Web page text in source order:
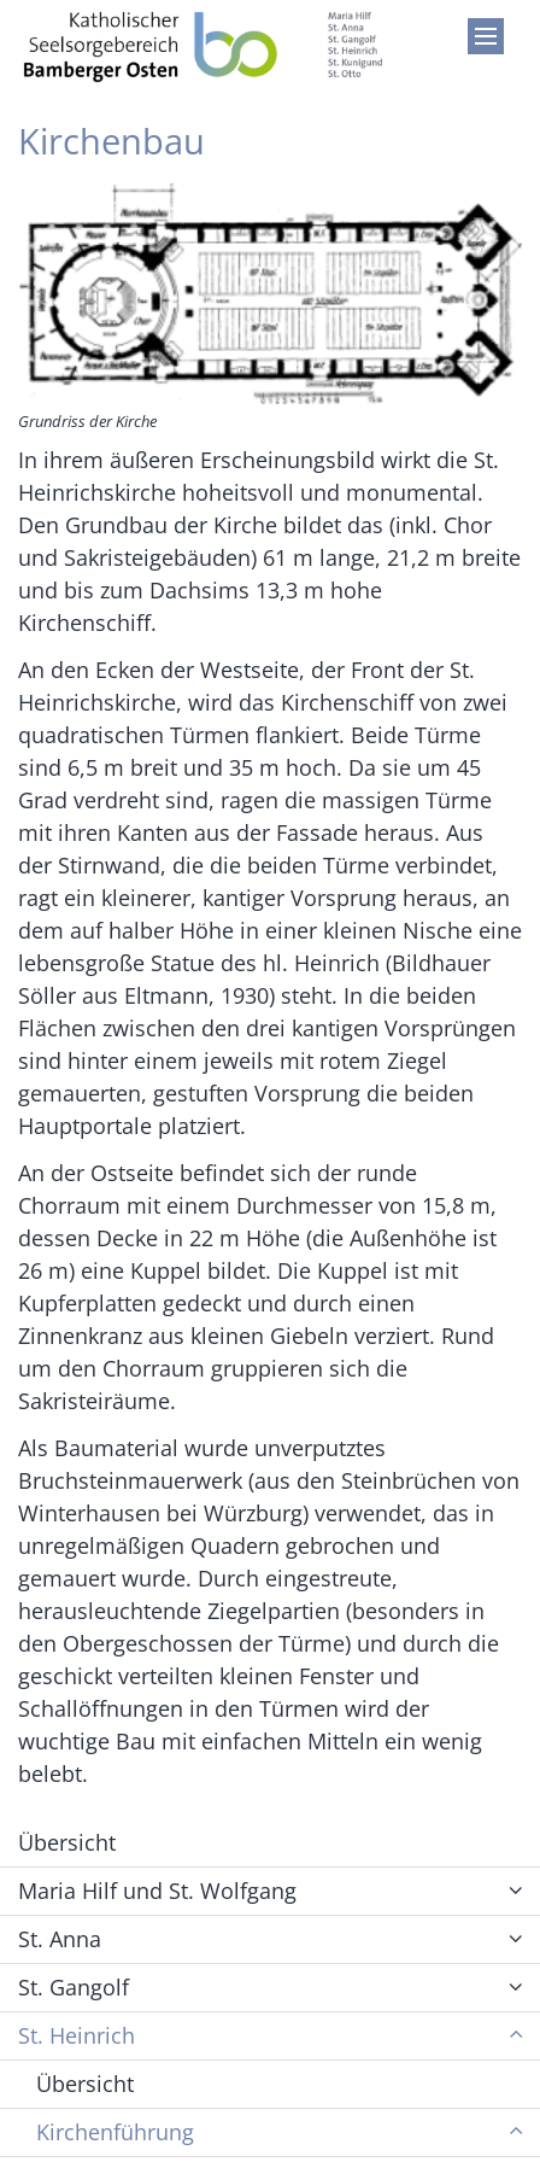
Zum Inhalt springen
Kirchenbau
Grundriss der Kirche
In ihrem äußeren Erscheinungsbild wirkt die St.
Heinrichskirche hoheitsvoll und monumental.
Den Grundbau der Kirche bildet das (inkl. Chor
und Sakristeigebäuden) 61 m lange, 21,2 m breite
und bis zum Dachsims 13,3 m hohe
Kirchenschiff.
An den Ecken der Westseite, der Front der St.
Heinrichskirche, wird das Kirchenschiff von zwei
quadratischen Türmen flankiert. Beide Türme
sind 6,5 m breit und 35 m hoch. Da sie um 45
Grad verdreht sind, ragen die massigen Türme
mit ihren Kanten aus der Fassade heraus. Aus
der Stirnwand, die die beiden Türme verbindet,
ragt ein kleinerer, kantiger Vorsprung heraus, an
dem auf halber Höhe in einer kleinen Nische eine
lebensgroße Statue des hl. Heinrich (Bildhauer
Söller aus Eltmann, 1930) steht. In die beiden
Flächen zwischen den drei kantigen Vorsprüngen
sind hinter einem jeweils mit rotem Ziegel
gemauerten, gestuften Vorsprung die beiden
Hauptportale platziert.
An der Ostseite befindet sich der runde
Chorraum mit einem Durchmesser von 15,8 m,
dessen Decke in 22 m Höhe (die Außenhöhe ist
26 m) eine Kuppel bildet. Die Kuppel ist mit
Kupferplatten gedeckt und durch einen
Zinnenkranz aus kleinen Giebeln verziert. Rund
um den Chorraum gruppieren sich die
Sakristeiräume.
Als Baumaterial wurde unverputztes
Bruchsteinmauerwerk (aus den Steinbrüchen von
Winterhausen bei Würzburg) verwendet, das in
unregelmäßigen Quadern gebrochen und
gemauert wurde. Durch eingestreute,
herausleuchtende Ziegelpartien (besonders in
den Obergeschossen der Türme) und durch die
geschickt verteilten kleinen Fenster und
Schallöffnungen in den Türmen wird der
wuchtige Bau mit einfachen Mitteln ein wenig
belebt.
Übersicht
Maria Hilf und St. Wolfgang
St. Anna
St. Gangolf
St. Heinrich
Übersicht
Kirchenführung